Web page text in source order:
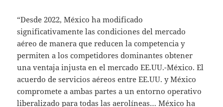
“Desde 2022, México ha modificado
significativamente las condiciones del mercado
aéreo de manera que reducen la competencia y
permiten a los competidores dominantes obtener
una ventaja injusta en el mercado EE.UU.-México. El
acuerdo de servicios aéreos entre EE.UU. y México
compromete a ambas partes a un entorno operativo
liberalizado para todas las aerolíneas… México ha